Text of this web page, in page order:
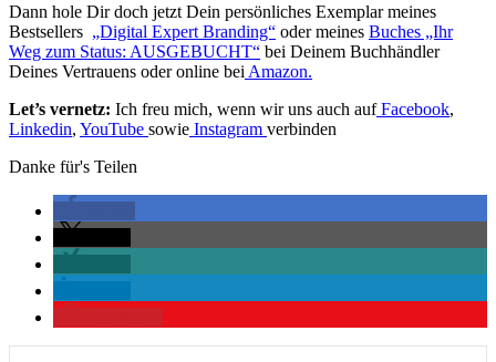
Dann hole Dir doch jetzt Dein persönliches Exemplar meines
Bestsellers „Digital Expert Branding“ oder meines Buches „Ihr
Weg zum Status: AUSGEBUCHT“ bei Deinem Buchhändler
Deines Vertrauens oder online bei Amazon.
Let’s vernetz: Ich freu mich, wenn wir uns auch auf Facebook,
Linkedin, YouTube sowie Instagram verbinden
Danke für's Teilen